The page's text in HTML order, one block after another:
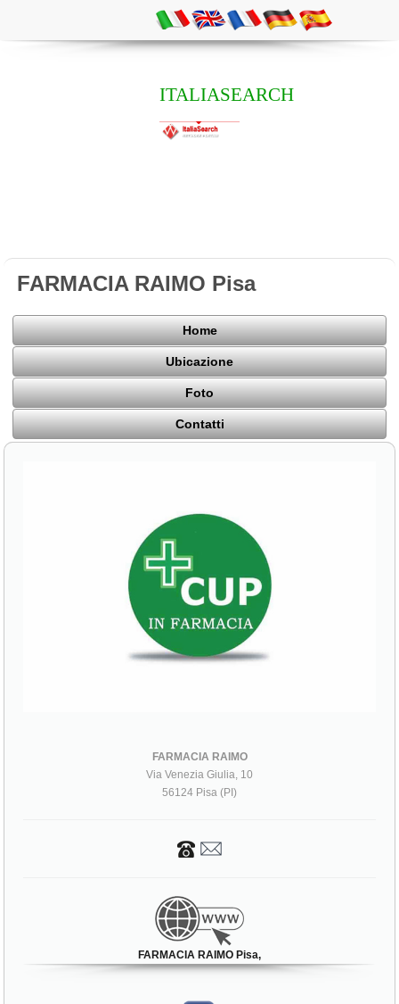
ITALIASEARCH
FARMACIA RAIMO Pisa
Home
Ubicazione
Foto
Contatti
FARMACIA RAIMO
Via Venezia Giulia, 10
56124 Pisa (PI)
FARMACIA RAIMO Pisa,